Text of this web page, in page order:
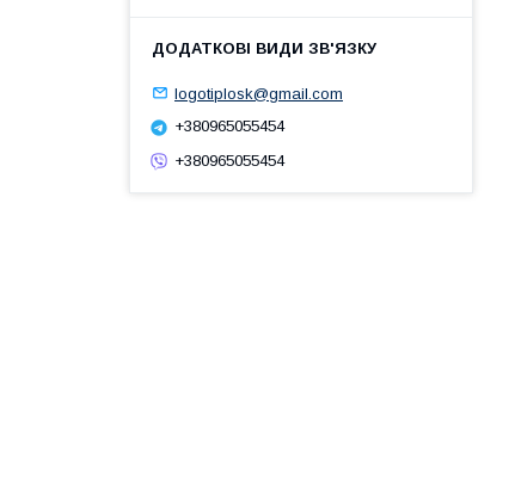
logotiplosk@gmail.com
+380965055454
+380965055454